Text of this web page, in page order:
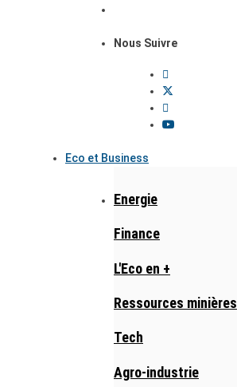
Nous Suivre
Eco et Business
Energie
Finance
L'Eco en +
Ressources minières
Tech
Agro-industrie